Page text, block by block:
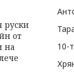
руски
от
на
10-